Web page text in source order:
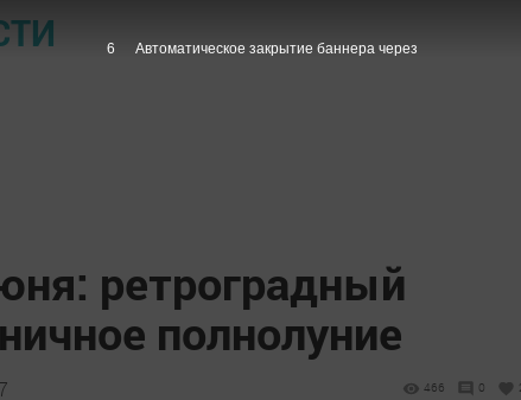
ретроградный
полнолуние
466 0
5 Автоматическое закрытие баннера через